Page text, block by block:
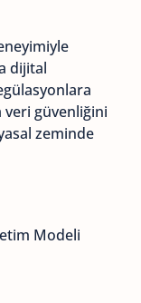
dijital
veri güvenliğini
zeminde
Modeli